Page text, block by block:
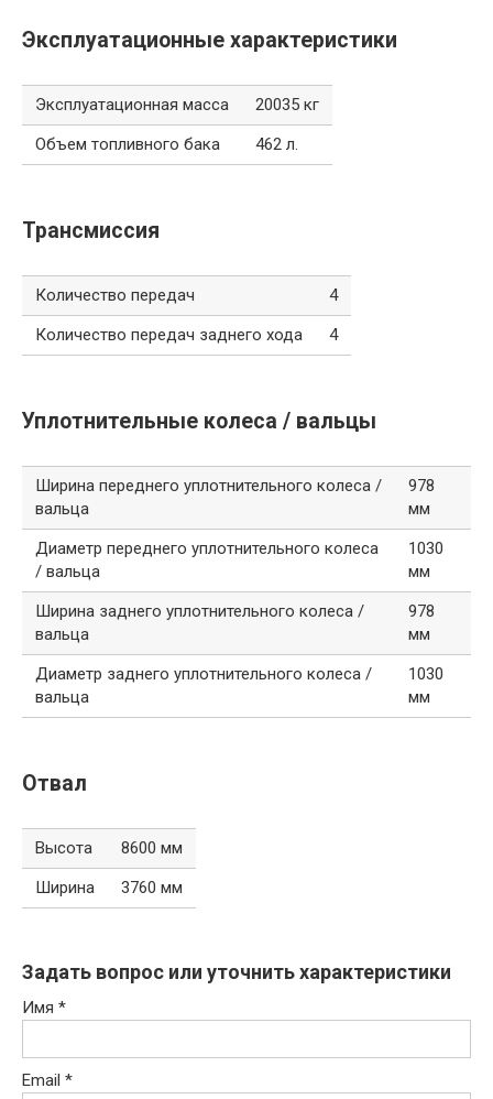
Эксплуатационные характеристики
Эксплуатационная масса
20035 кг
Объем топливного бака
462 л.
Трансмиссия
Количество передач
4
Количество передач заднего хода
4
Уплотнительные колеса / вальцы
Ширина переднего уплотнительного колеса /
вальца
978
мм
Диаметр переднего уплотнительного колеса
/ вальца
1030
мм
Ширина заднего уплотнительного колеса /
вальца
978
мм
Диаметр заднего уплотнительного колеса /
вальца
1030
мм
Отвал
Высота
8600 мм
Ширина
3760 мм
Задать вопрос или уточнить характеристики
Имя *
Email *